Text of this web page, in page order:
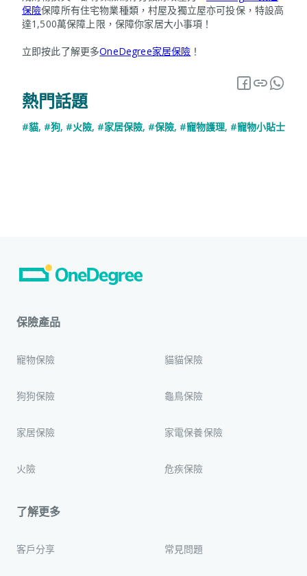
保險保障所有住宅物業種類，村屋及獨立屋亦可投保，特設高
達1,500萬保障上限，保障你家居大小事項！
立即按此了解更多OneDegree家居保險 ！
熱門話題
#貓, #狗, #火險, #家居保險, #保險, #寵物護理, #寵物小貼士
保險產品
寵物保險 貓貓保險
狗狗保險 龜鳥保險
家居保險 家電保養保險
火險 危疾保險
了解更多
客戶分享 常見問題